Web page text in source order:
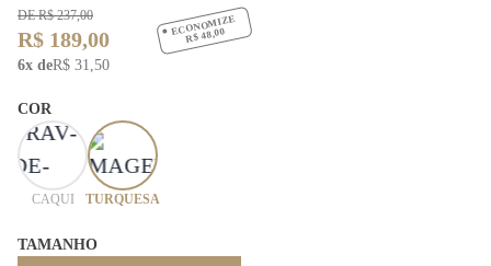
DE R$ 237,00
R$ 189,00
6x deR$ 31,50
ECONOMIZE
R$ 48,00
COR
CAQUI TURQUESA
TAMANHO